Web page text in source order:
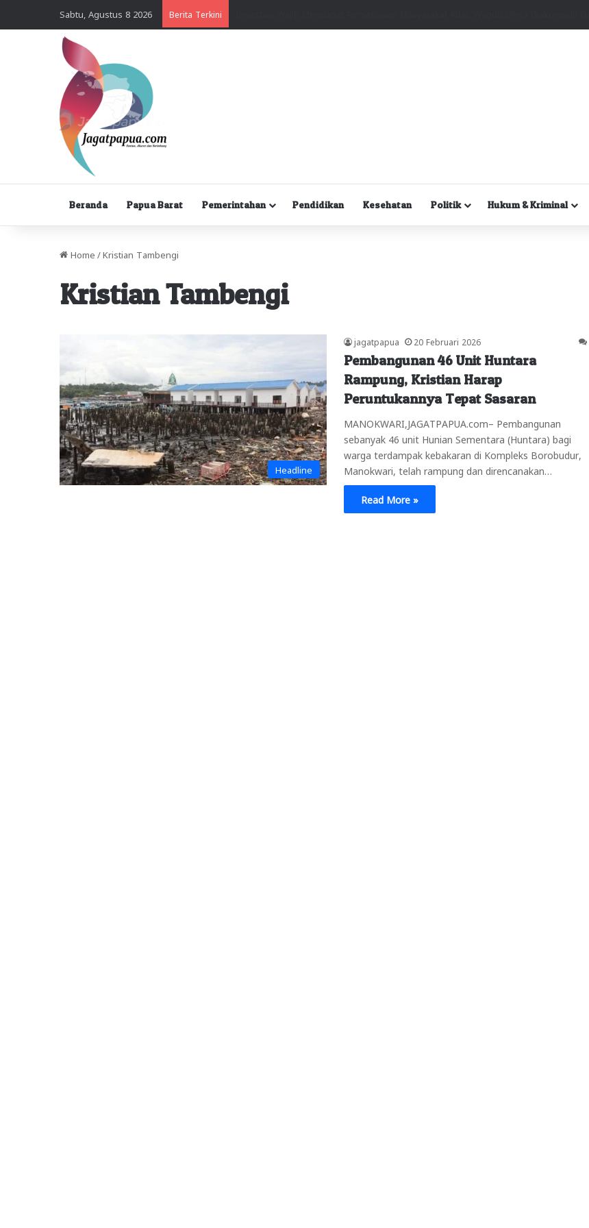
Sabtu, Agustus 8 2026 Berita Terkini
Beranda Papua Barat Pemerintahan Pendidikan Kesehatan Politik Hukum & Kriminal
Home / Kristian Tambengi
Kristian Tambengi
Headline
jagatpapua 20 Februari 2026
Pembangunan 46 Unit Huntara
Rampung, Kristian Harap
Peruntukannya Tepat Sasaran
MANOKWARI,JAGATPAPUA.com– Pembangunan
sebanyak 46 unit Hunian Sementara (Huntara) bagi
warga terdampak kebakaran di Kompleks Borobudur,
Manokwari, telah rampung dan direncanakan…
Read More »